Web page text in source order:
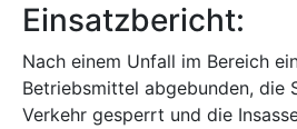
Einsatzbericht:
Nach einem Unfall im Bereich
Betriebsmittel abgebunden, die
Verkehr gesperrt und die